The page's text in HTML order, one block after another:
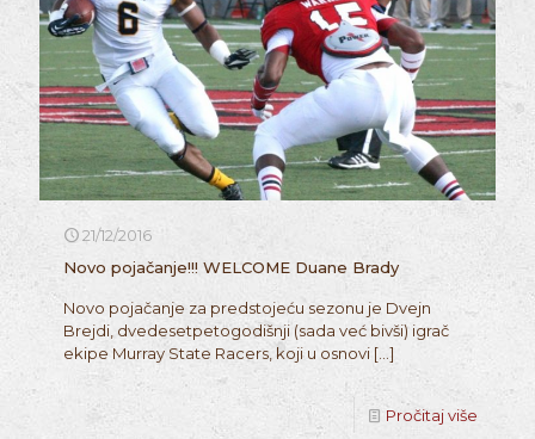
21/12/2016
Novo pojačanje!!! WELCOME Duane Brady
Novo pojačanje za predstojeću sezonu je Dvejn
Brejdi, dvedesetpetogodišnji (sada već bivši) igrač
ekipe Murray State Racers, koji u osnovi […]
Pročitaj više